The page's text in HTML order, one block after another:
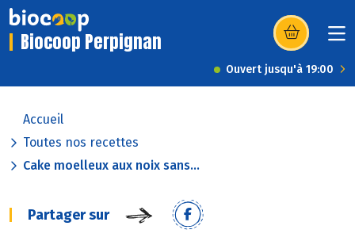
Biocoop Perpignan (s’ouvre dans
Ouvert jusqu'à 19:00
Accueil
Toutes nos recettes
Cake moelleux aux noix sans...
Partager sur